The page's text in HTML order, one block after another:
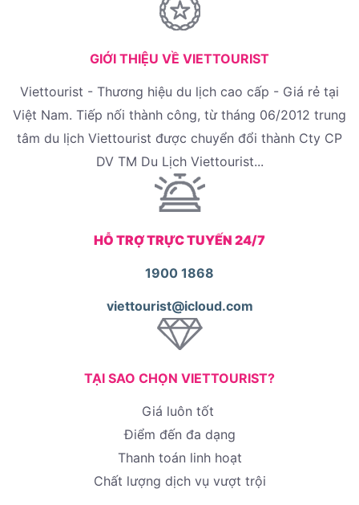
GIỚI THIỆU VỀ VIETTOURIST
Viettourist - Thương hiệu du lịch cao cấp - Giá rẻ tại
Việt Nam. Tiếp nối thành công, từ tháng 06/2012 trung
tâm du lịch Viettourist được chuyển đổi thành Cty CP
DV TM Du Lịch Viettourist...
HỖ TRỢ TRỰC TUYẾN 24/7
1900 1868
viettourist@icloud.com
TẠI SAO CHỌN VIETTOURIST?
Giá luôn tốt
Điểm đến đa dạng
Thanh toán linh hoạt
Chất lượng dịch vụ vượt trội